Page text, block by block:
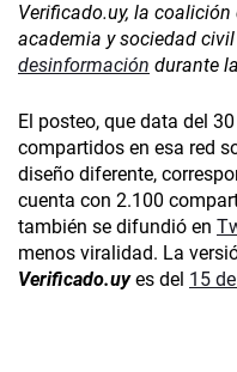
Verificado.uy, la
academia y sociedad
desinformación durante
El posteo, que data del
compartidos en esa red
diseño diferente,
cuenta con 2.100
también se difundió en
menos viralidad. La
Verificado.uyes del 15